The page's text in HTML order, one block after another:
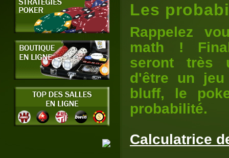
Les
Rappelez
math !
seront très
d'être un
bluff, le
probabilité.
Calculatrice